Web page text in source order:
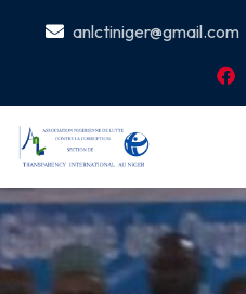
anlctiniger@gmail.com